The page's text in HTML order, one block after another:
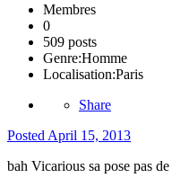
Membres
0
509 posts
Genre:Homme
Localisation:Paris
Share
Posted April 15, 2013
bah Vicarious sa pose pas